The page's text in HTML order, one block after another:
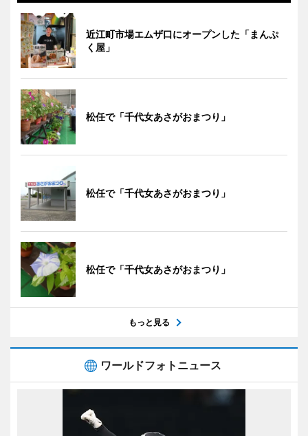
近江町市場エムザ口にオープンした「まんぷ
く屋」
松任で「千代女あさがおまつり」
松任で「千代女あさがおまつり」
松任で「千代女あさがおまつり」
もっと見る
ワールドフォトニュース